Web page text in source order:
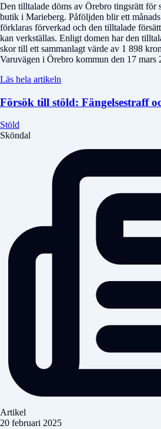
Den tilltalade döms av Örebro tingsrätt för
butik i Marieberg. Påföljden blir ett
förklaras förverkad och den tilltalade
kan verkställas. Enligt domen har den
skor till ett sammanlagt värde av 1 898
Varuvägen i Örebro kommun den 17 mars
Läs hela artikeln
Försök till stöld: Fängelsestraff
Stöld
Sköndal
Artikel
20 februari 2025